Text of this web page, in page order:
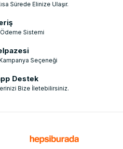
Sürede Elinize Ulaşır.
Sistemi
Seçeneği
Destek
Bize İletebilirsiniz.